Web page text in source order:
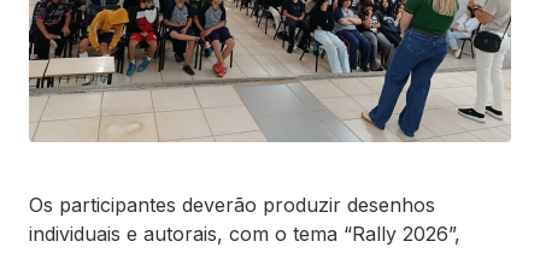
Os participantes deverão produzir desenhos
individuais e autorais, com o tema “Rally 2026”,